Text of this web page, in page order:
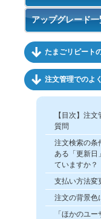
アップグレード一
たまごリピート
注文管理でのよ
【目次】注
質問
注文検索の条
ある「更新日
ていますか？
支払い方法変
注文の背景色
「ほかのユ